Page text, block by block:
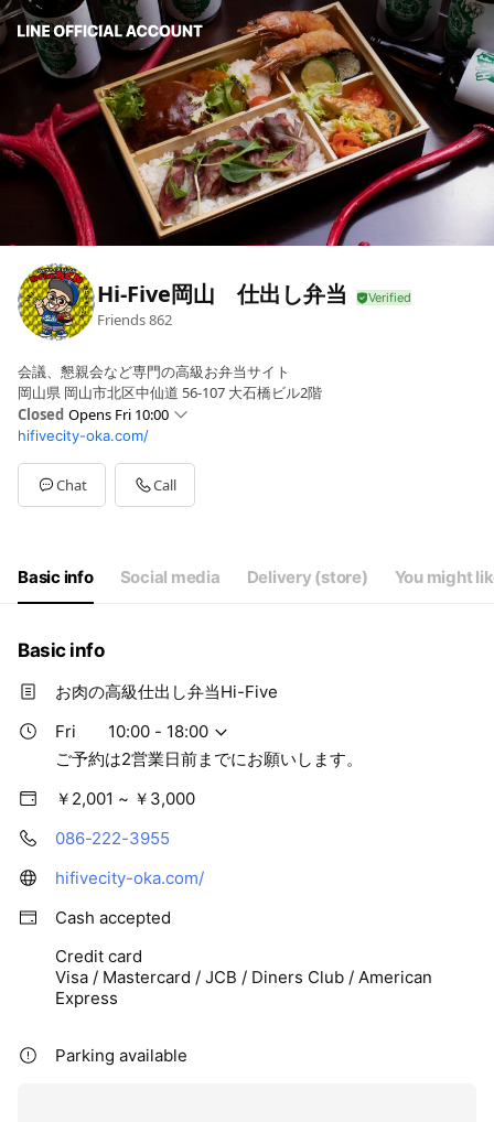
Hi-Five岡山 仕出し弁当
Friends862
会議、懇親会など専門の高級お弁当サイト
岡山県 岡山市北区中仙道 56-107 大石橋ビル2階
Closed Opens Fri 10:00
SunClosed
Mon10:00 - 18:00
Tue10:00 - 18:00
Wed10:00 - 18:00
10:00 - 15:00
ご予約は2営業日前までにお願いします。
hifivecity-oka.com/
Chat Call
Basic info Social media Delivery (store) You might
Basic info
お肉の高級仕出し弁当Hi-Five
Fri
10:00 - 18:00
ご予約は2営業日前までにお願いします。
￥2,001 ~ ￥3,000
086-222-3955
hifivecity-oka.com/
Cash accepted
Credit card
Visa / Mastercard / JCB / Diners Club / American
Express
Parking available